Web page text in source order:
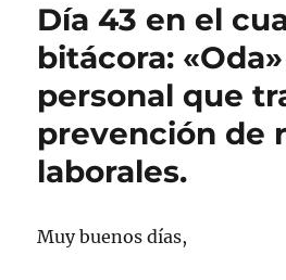
Día 43 en el
bitácora:
personal que
prevención de
laborales.
Muy buenos días,